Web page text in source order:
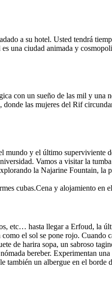
a su hotel. Usted tendrá
una ciudad animada y
con un sueño de las mil y
las mujeres del Rif
mundo y el último
Vamos a visitar la
la Najarine Fountain,
cubas.Cena y alojamiento en
etc… hasta llegar a Erfoud, la
el sol se pone rojo.
de harira sopa, un sabroso
bereber. Experimentan
un albergue en el borde